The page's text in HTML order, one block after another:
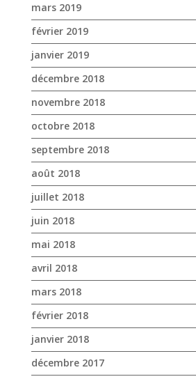
mars 2019
février 2019
janvier 2019
décembre 2018
novembre 2018
octobre 2018
septembre 2018
août 2018
juillet 2018
juin 2018
mai 2018
avril 2018
mars 2018
février 2018
janvier 2018
décembre 2017